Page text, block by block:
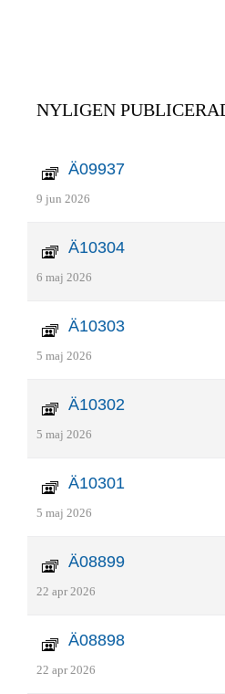
NYLIGEN
Ä09937
9 jun 2026
Ä10304
6 maj 2026
Ä10303
5 maj 2026
Ä10302
5 maj 2026
Ä10301
5 maj 2026
Ä08899
22 apr 2026
Ä08898
22 apr 2026